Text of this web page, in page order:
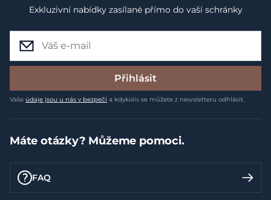
Exkluzivní nabídky zasílané přímo do vaší schránky
Přihlásit
Vaše údaje jsou u nás v bezpečí a kdykoliv se můžete z newsletteru odhlásit.
Máte otázky? Můžeme pomoci.
FAQ